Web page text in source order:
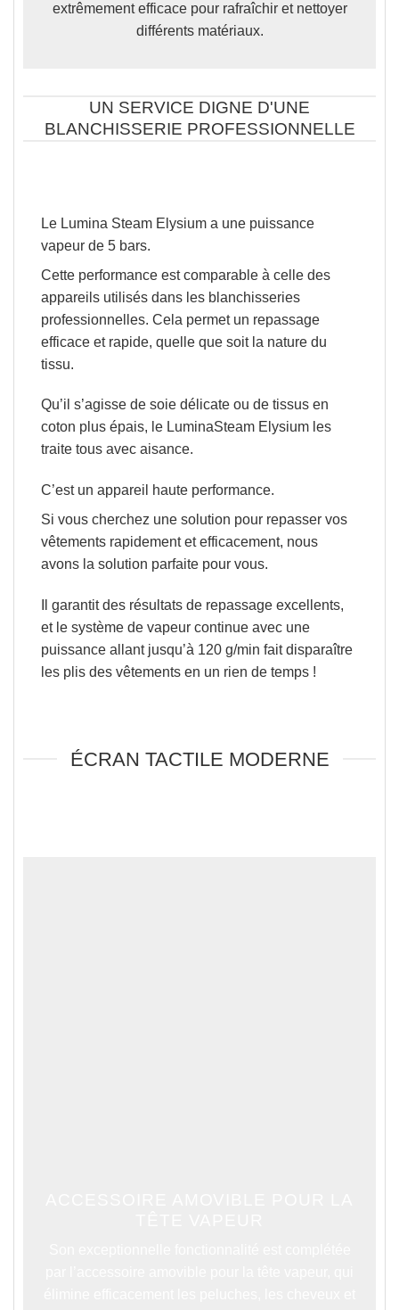
extrêmement efficace pour rafraîchir et nettoyer
différents matériaux.
UN SERVICE DIGNE D'UNE
BLANCHISSERIE PROFESSIONNELLE
Le Lumina Steam Elysium a une puissance
vapeur de 5 bars.
Cette performance est comparable à celle des
appareils utilisés dans les blanchisseries
professionnelles. Cela permet un repassage
efficace et rapide, quelle que soit la nature du
tissu.
Qu’il s’agisse de soie délicate ou de tissus en
coton plus épais, le LuminaSteam Elysium les
traite tous avec aisance.
C’est un appareil haute performance.
Si vous cherchez une solution pour repasser vos
vêtements rapidement et efficacement, nous
avons la solution parfaite pour vous.
Il garantit des résultats de repassage excellents,
et le système de vapeur continue avec une
puissance allant jusqu’à 120 g/min fait disparaître
les plis des vêtements en un rien de temps !
ÉCRAN TACTILE MODERNE